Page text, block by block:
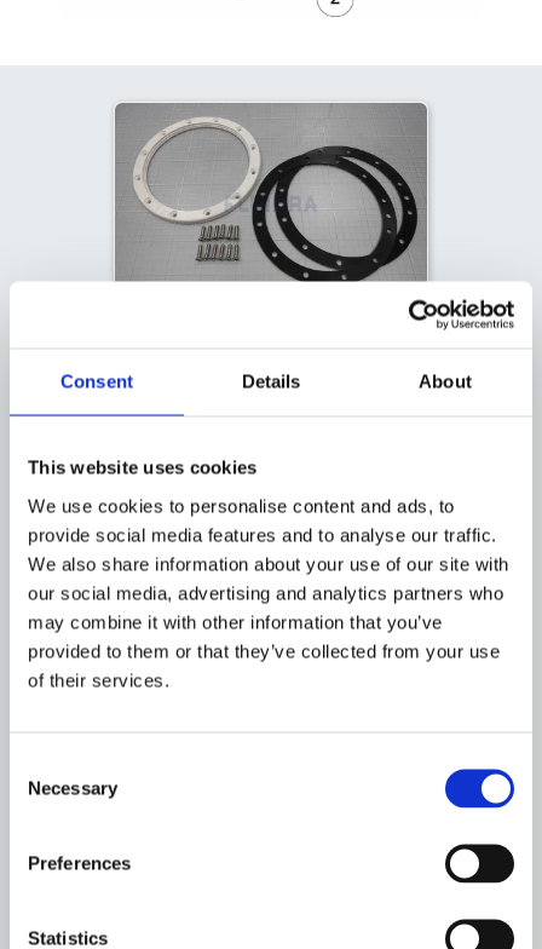
Consent Details About
This website uses cookies
We use cookies to personalise content and ads, to
provide social media features and to analyse our traffic.
We also share information about your use of our site with
our social media, advertising and analytics partners who
may combine it with other information that you’ve
provided to them or that they’ve collected from your use
of their services.
Selection
Necessary
Preferences
Statistics
CJTO. BRIDA CON
TORNILLOS R.
METRICA